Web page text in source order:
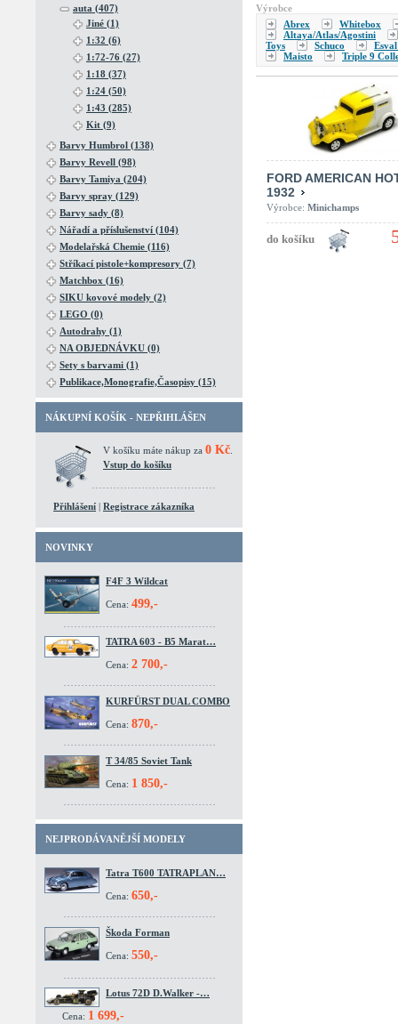
auta (407)
Jiné (1)
1:32 (6)
1:72-76 (27)
1:18 (37)
1:24 (50)
1:43 (285)
Kit (9)
Barvy Humbrol (138)
Barvy Revell (98)
Barvy Tamiya (204)
Barvy spray (129)
Barvy sady (8)
Nářadí a příslušenství (104)
Modelařská Chemie (116)
Stříkací pistole+kompresory (7)
Matchbox (16)
SIKU kovové modely (2)
LEGO (0)
Autodrahy (1)
NA OBJEDNÁVKU (0)
Sety s barvami (1)
Publikace,Monografie,Časopisy (15)
NÁKUPNÍ KOŠÍK - NEPŘIHLÁŠEN
V košíku máte nákup za 0 Kč
Vstup do košíku
Přihlášení | Registrace zákazníka
NOVINKY
F4F 3 Wildcat
Cena: 499,-
TATRA 603 - B5 Marat…
Cena: 2 700,-
KURFÜRST DUAL COMBO
Cena: 870,-
T 34/85 Soviet Tank
Cena: 1 850,-
NEJPRODÁVANĚJŠÍ MODELY
Tatra T600 TATRAPLAN…
Cena: 650,-
Škoda Forman
Cena: 550,-
Lotus 72D D.Walker -…
Cena: 1 699,-
Výrobce
Abrex
Whitebox
Altaya/Atlas/Agostini
Toys
Schuco
Maisto
Triple 9
FORD AMERICAN
1932
Výrobce: Minichamps